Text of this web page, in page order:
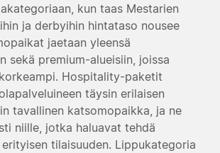
kun taas Mestarien
ja derbyihin hintataso nousee
jaetaan yleensä
sekä premium-alueisiin, joissa
Hospitality-paketit
täysin erilaisen
tavallinen katsomopaikka, ja ne
niille, jotka haluavat tehdä
tilaisuuden. Lippukategoria